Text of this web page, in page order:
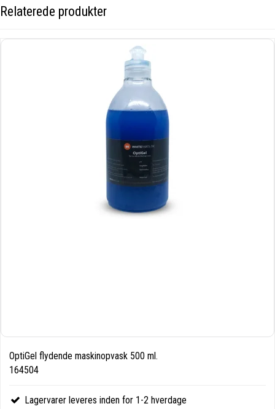
Relaterede produkter
OptiGel flydende maskinopvask 500 ml.
164504
Lagervarer leveres inden for 1-2 hverdage